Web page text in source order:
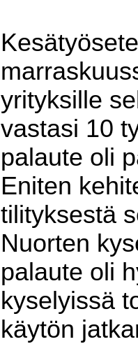
yrityksille
vastasi 10
palaute oli
Eniten
tilityksestä
Nuorten
palaute oli
kyselyissä
käytön